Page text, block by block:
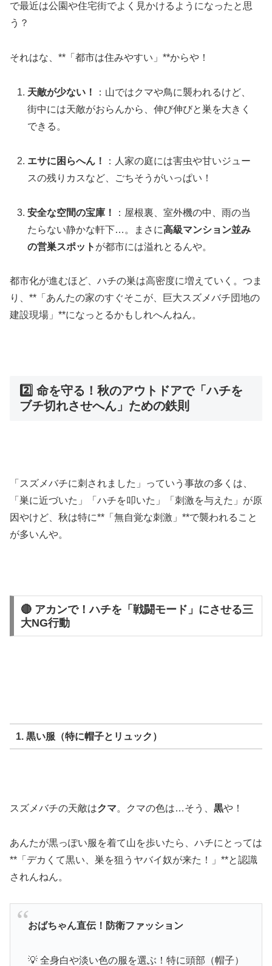
で最近は公園や住宅街でよく見かけるようになったと思
う？
それはな、**「都市は住みやすい」**からや！
天敵が少ない！
：山ではクマや鳥に襲われるけど、
街中には天敵がおらんから、伸び伸びと巣を大きく
できる。
エサに困らへん！
：人家の庭には害虫や甘いジュー
スの残りカスなど、ごちそうがいっぱい！
安全な空間の宝庫！
：屋根裏、室外機の中、雨の当
たらない静かな軒下…。まさに高級マンション並み
の営巣スポット が都市には溢れとるんや。
都市化が進むほど、ハチの巣は高密度に増えていく。つま
り、**「あんたの家のすぐそこが、巨大スズメバチ団地の
建設現場」**になっとるかもしれへんねん。
2️⃣ 命を守る！秋のアウトドアで「ハチを
ブチ切れさせへん」ための鉄則
「スズメバチに刺されました」っていう事故の多くは、
「巣に近づいた」「ハチを叩いた」「刺激を与えた」が原
因やけど、秋は特に**「無自覚な刺激」**で襲われること
が多いんや。
🔴 アカンで！ハチを「戦闘モード」にさせる三
大NG行動
1. 黒い服（特に帽子とリュック）
スズメバチの天敵はクマ。クマの色は…そう、 黒や！
あんたが黒っぽい服を着て山を歩いたら、ハチにとっては
**「デカくて黒い、巣を狙うヤバイ奴が来た！」**と認識
されんねん。
おばちゃん直伝！防衛ファッション
💡 全身白や淡い色の服を選ぶ！特に頭部（帽子）